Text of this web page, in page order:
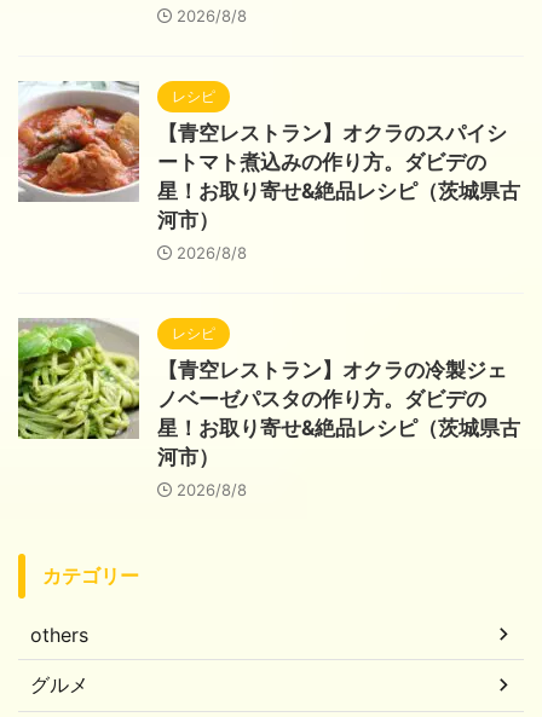
2026/8/8
レシピ
【青空レストラン】オクラのスパイシ
ートマト煮込みの作り方。ダビデの
星！お取り寄せ&絶品レシピ（茨城県古
河市）
2026/8/8
レシピ
【青空レストラン】オクラの冷製ジェ
ノベーゼパスタの作り方。ダビデの
星！お取り寄せ&絶品レシピ（茨城県古
河市）
2026/8/8
カテゴリー
others
グルメ